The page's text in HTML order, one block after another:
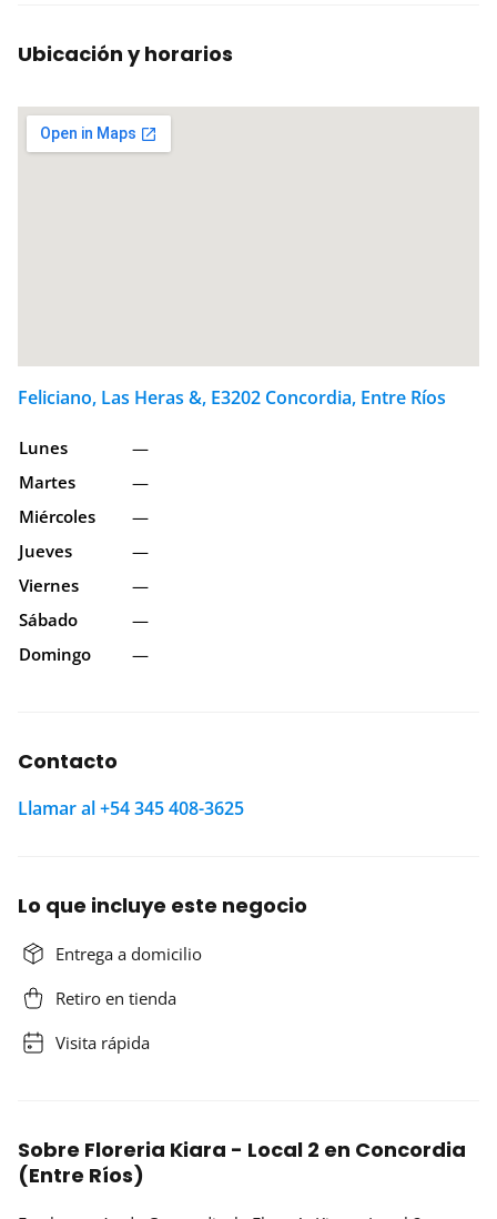
Ubicación y horarios
Feliciano, Las Heras &, E3202 Concordia, Entre Ríos
Lunes
—
Martes
—
Miércoles
—
Jueves
—
Viernes
—
Sábado
—
Domingo
—
Contacto
Llamar al +54 345 408-3625
Lo que incluye este negocio
Entrega a domicilio
Retiro en tienda
Visita rápida
Sobre Floreria Kiara - Local 2 en Concordia
(Entre Ríos)